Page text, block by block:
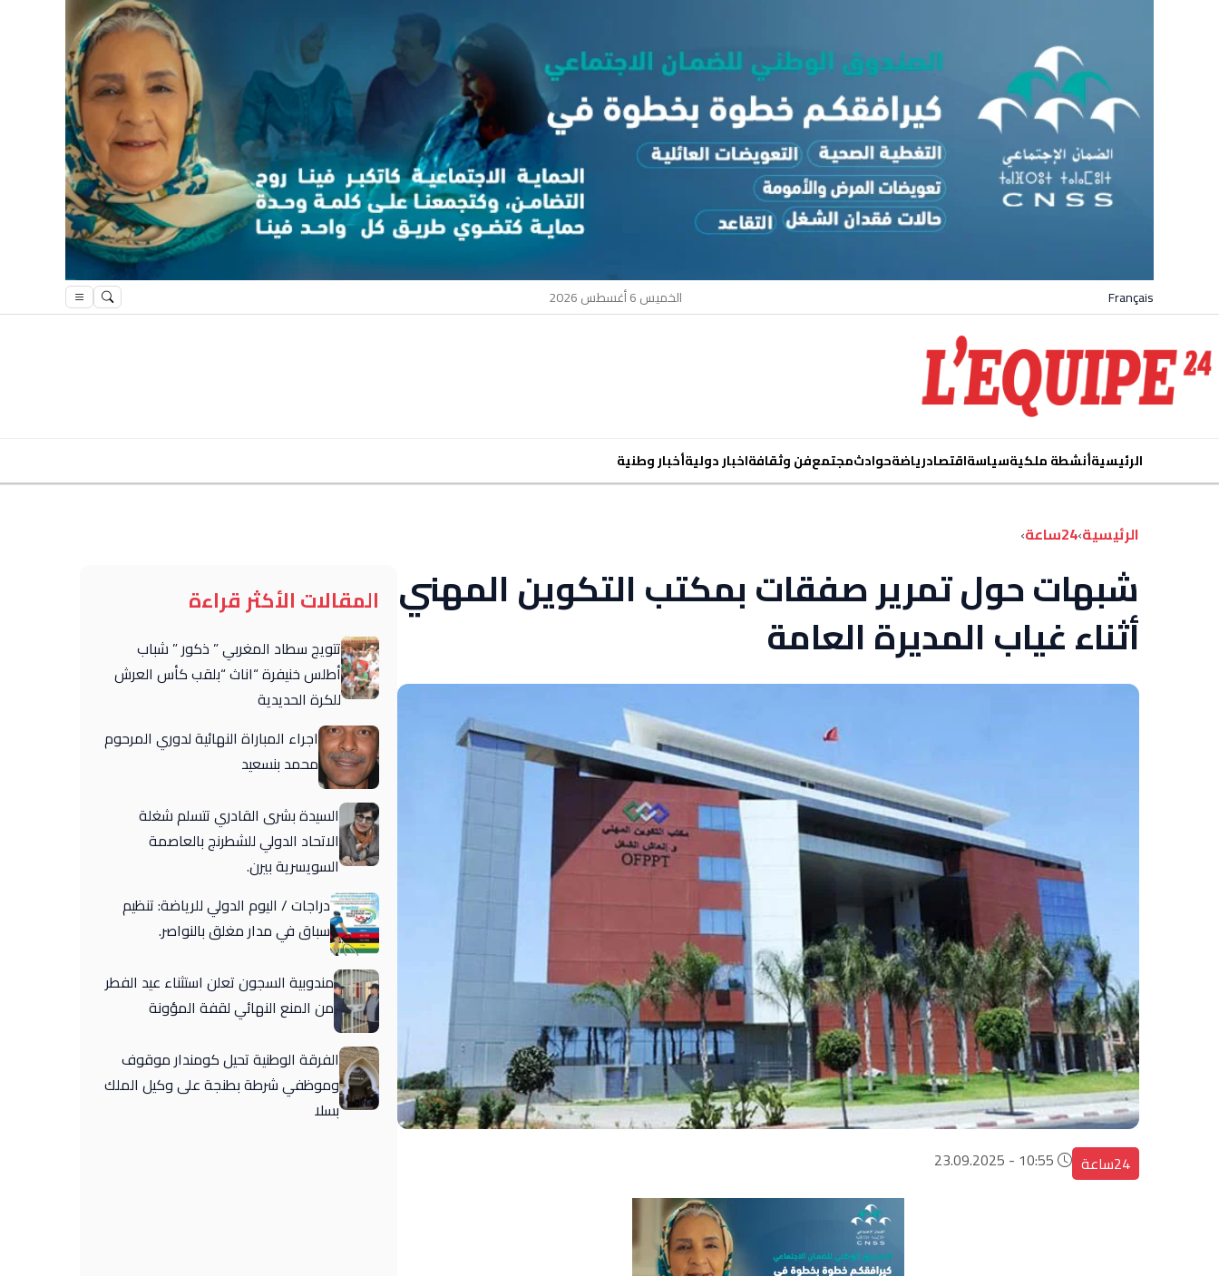
Français الخميس 6 أغسطس 2026
الرئيسيةأنشطة ملكيةسياسةاقتصادرياضةحوادثمجتمعفن وثقافةاخبار دوليةأخبار وطنية
الرئيسية›24ساعة ›
شبهات حول تمرير صفقات بمكتب التكوين المهني
أثناء غياب المديرة العامة
24ساعة
المقالات الأكثر قراءة
تتويج سطاد المغربي ” ذكور ” شباب
أطلس خنيفرة “اناث “بلقب كأس العرش
للكرة الحديدية
اجراء المباراة النهائية لدوري المرحوم
محمد بنسعيد
السيدة بشرى القادري تتسلم شغلة
الاتحاد الدولي للشطرنج بالعاصمة
السويسرية بيرن.
دراجات / اليوم الدولي للرياضة: تنظيم
سباق في مدار مغلق بالنواصر.
مندوبية السجون تعلن استثناء عيد الفطر
من المنع النهائي لقفة المؤونة
الفرقة الوطنية تحيل كومندار موقوف
وموظفي شرطة بطنجة على وكيل الملك
بسلا